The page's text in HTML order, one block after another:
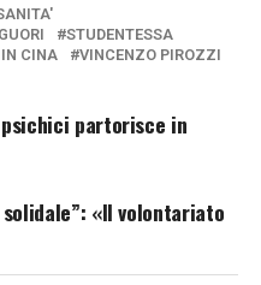
STUDENTESSA
CINA VINCENZO PIROZZI
partorisce in
«Il volontariato